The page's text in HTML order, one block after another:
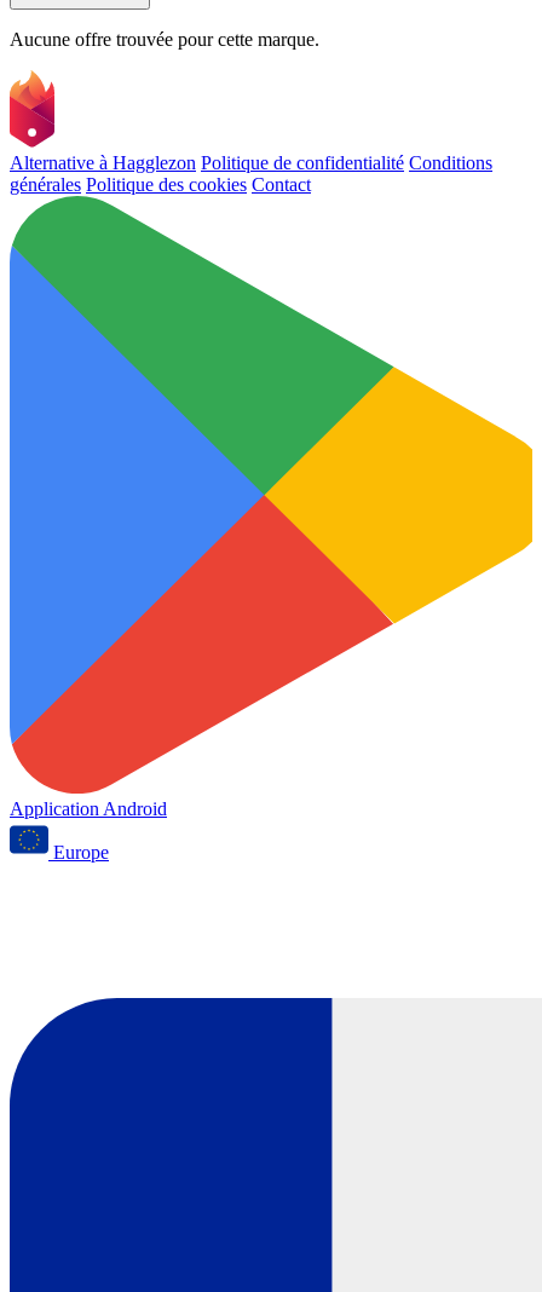
Aucune offre trouvée pour cette marque.
Alternative à Hagglezon Politique de confidentialité Conditions
générales Politique des cookies Contact
Application Android
Europe